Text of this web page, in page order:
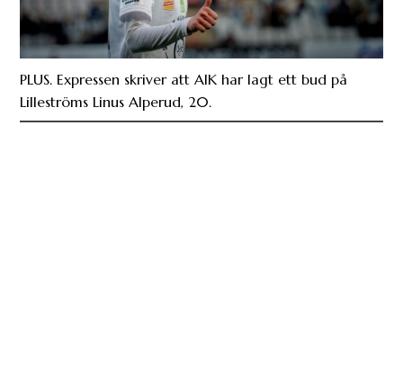
PLUS. Expressen skriver att AIK har lagt ett bud på
Lilleströms Linus Alperud, 20.